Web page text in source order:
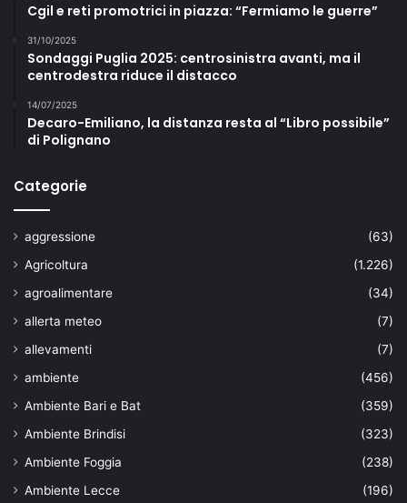
Cgil e reti promotrici in piazza: “Fermiamo le guerre”
31/10/2025
Sondaggi Puglia 2025: centrosinistra avanti, ma il
centrodestra riduce il distacco
14/07/2025
Decaro-Emiliano, la distanza resta al “Libro possibile”
di Polignano
Categorie
aggressione
(63)
Agricoltura
(1.226)
agroalimentare
(34)
allerta meteo
(7)
allevamenti
(7)
ambiente
(456)
Ambiente Bari e Bat
(359)
Ambiente Brindisi
(323)
Ambiente Foggia
(238)
Ambiente Lecce
(196)